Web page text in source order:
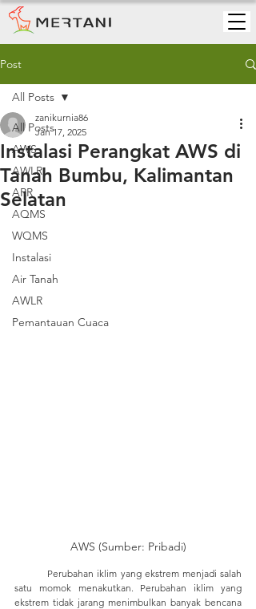
Post
All Posts
AWS
AWLR
ARR
AQMS
WQMS
Instalasi
Air Tanah
AWLR
Pemantauan Cuaca
All Posts
Instalasi Perangkat AWS di
Tanah Bumbu, Kalimantan
Selatan
zanikurnia86
Jan 17, 2025
AWS (Sumber: Pribadi)
satu momok menakutkan. Perubahan iklim yang
ekstrem tidak jarang menimbulkan banyak bencana